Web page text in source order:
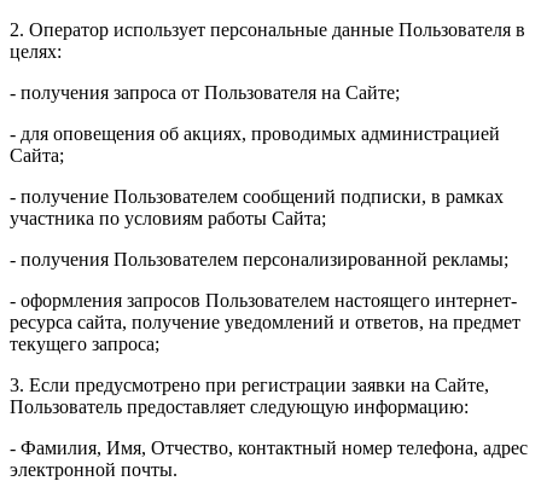
2. Оператор использует персональные данные Пользователя в
целях:
- получения запроса от Пользователя на Сайте;
- для оповещения об акциях, проводимых администрацией
Сайта;
- получение Пользователем сообщений подписки, в рамках
участника по условиям работы Сайта;
- получения Пользователем персонализированной рекламы;
- оформления запросов Пользователем настоящего интернет-
ресурса сайта, получение уведомлений и ответов, на предмет
текущего запроса;
3. Если предусмотрено при регистрации заявки на Сайте,
Пользователь предоставляет следующую информацию:
- Фамилия, Имя, Отчество, контактный номер телефона, адрес
электронной почты.